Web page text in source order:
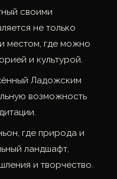
своими
не только
местом, где можно
и культурой.
Ладожским
возможность
где природа и
ландшафт,
и творчество.